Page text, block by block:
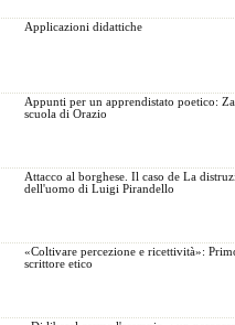
Applicazioni didattiche
Appunti per un apprendistato poetico:
scuola di Orazio
Attacco al borghese. Il caso de La
dell'uomo di Luigi Pirandello
«Coltivare percezione e ricettività»:
scrittore etico